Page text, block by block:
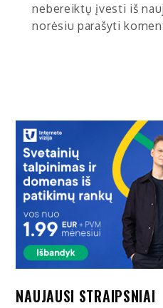
nebereiktų įvesti iš
norėsiu parašyti
NAUJAUSI STRAIPSNIAI